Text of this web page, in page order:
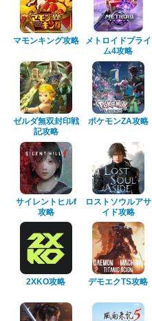
マモンキング攻略
メトロイドプライ
ム4攻略
ゼルダ無双封印戦
記攻略
ポケモンZA攻略
サイレントヒルf
攻略
ロストソウルアサ
イド攻略
2XKO攻略 デモエクTS攻略